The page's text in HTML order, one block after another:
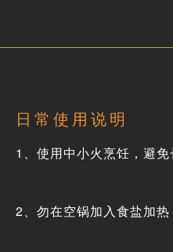
日常使用说明
1、使用中小火烹饪， 避
2、勿在空锅加入食盐加热